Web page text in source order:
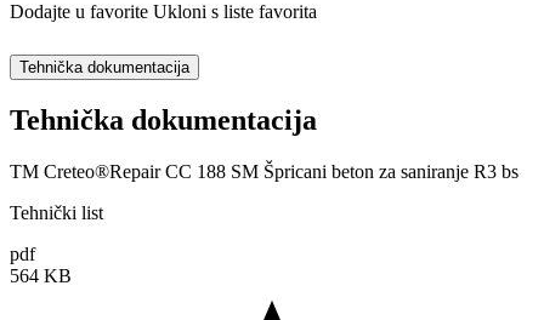
Dodajte u favorite Ukloni s liste favorita
Tehnička dokumentacija
Tehnička dokumentacija
TM Creteo®Repair CC 188 SM Špricani beton za saniranje R3 bs
Tehnički list
pdf
564 KB